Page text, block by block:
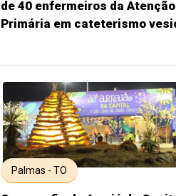
de 40 enfermeiros da Atenção
Primária em cateterismo
Palmas - TO